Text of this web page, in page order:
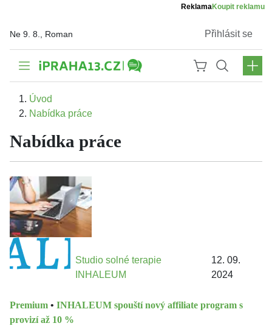
ReklamaKoupit reklamu
Ne 9. 8., Roman Přihlásit se
Úvod
Nabídka práce
Nabídka práce
Studio solné terapie
INHALEUM
12. 09.
2024
Premium • INHALEUM spouští nový affiliate program s
provizí až 10 %